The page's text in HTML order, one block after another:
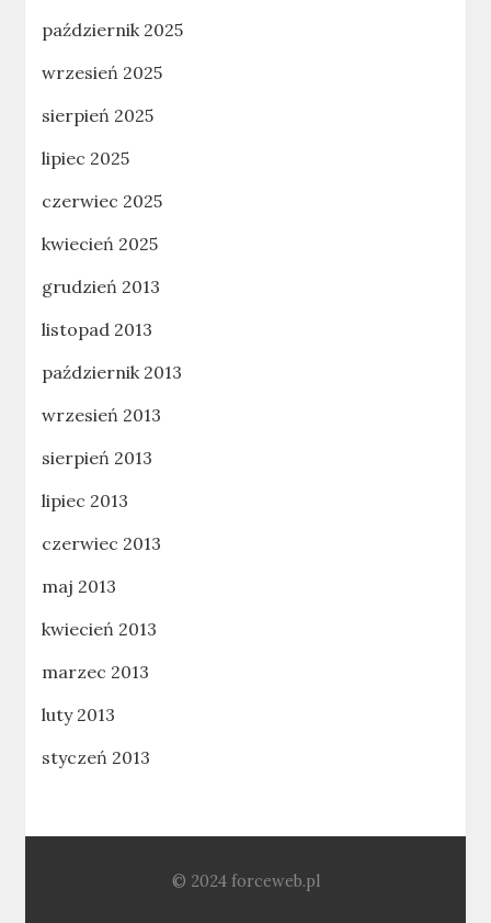
październik 2025
wrzesień 2025
sierpień 2025
lipiec 2025
czerwiec 2025
kwiecień 2025
grudzień 2013
listopad 2013
październik 2013
wrzesień 2013
sierpień 2013
lipiec 2013
czerwiec 2013
maj 2013
kwiecień 2013
marzec 2013
luty 2013
styczeń 2013
© 2024 forceweb.pl